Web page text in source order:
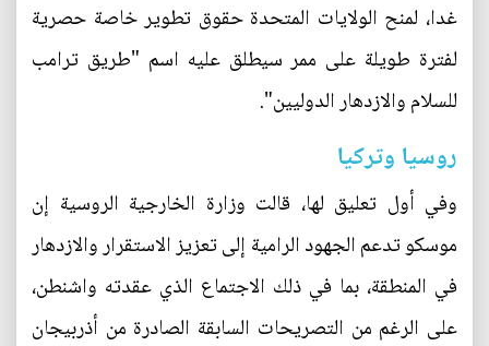
غدا، لمنح الولايات المتحدة حقوق تطوير خاصة حصرية
لفترة طويلة على ممر سيطلق عليه اسم "طريق ترامب
للسلام والازدهار الدوليين".
روسيا وتركيا
وفي أول تعليق لها، قالت وزارة الخارجية الروسية إن
موسكو تدعم الجهود الرامية إلى تعزيز الاستقرار والازدهار
في المنطقة، بما في ذلك الاجتماع الذي عقدته واشنطن،
على الرغم من التصريحات السابقة الصادرة من أذربيجان